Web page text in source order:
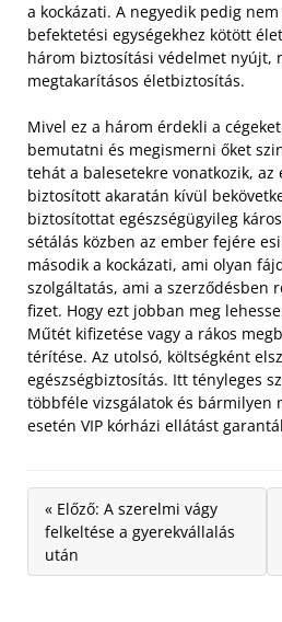
a kockázati. A negyedik pedig
befektetési egységekhez kötött
három biztosítási védelmet nyújt,
megtakarításos életbiztosítás.
Mivel ez a három érdekli a
bemutatni és megismerni őket
tehát a balesetekre vonatkozik,
biztosított akaratán kívül
biztosítottat egészségügyileg
sétálás közben az ember fejére
második a kockázati, ami olyan
szolgáltatás, ami a szerződésben
fizet. Hogy ezt jobban meg
Műtét kifizetése vagy a rákos
térítése. Az utolsó, költségként
egészségbiztosítás. Itt tényleges
többféle vizsgálatok és bármilyen
esetén VIP kórházi ellátást
« Előző: A szerelmi vágy
felkeltése a gyerekvállalás
után